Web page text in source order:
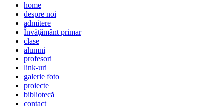
home
despre noi
admitere
Învăţământ primar
clase
alumni
profesori
link-uri
galerie foto
proiecte
bibliotecă
contact